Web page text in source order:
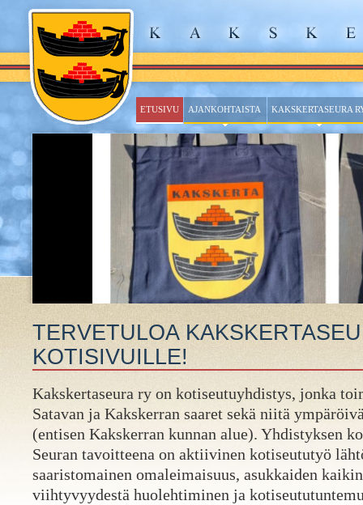
ETUSIVU AJANKOHTAISTA KAKSKERTASEURA
TERVETULOA
KOTISIVUILLE!
Kakskertaseura ry on kotiseutuyhdistys, jonka
Satavan ja Kakskerran saaret sekä niitä
(entisen Kakskerran kunnan alue). Yhdistyksen
Seuran tavoitteena on aktiivinen kotiseututyö
saaristomainen omaleimaisuus, asukkaiden
viihtyvyydestä huolehtiminen ja